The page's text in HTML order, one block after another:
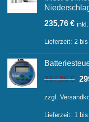
235,76 €
Lieferzeit: 2
387,86€
zzgl.
Lieferzeit: 1